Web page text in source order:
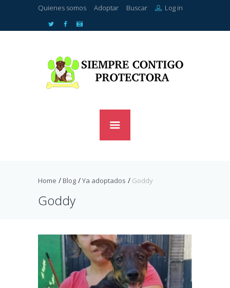
Quienes somos Adoptar Buscar Log in
Home Blog Ya adoptados Goddy
Goddy